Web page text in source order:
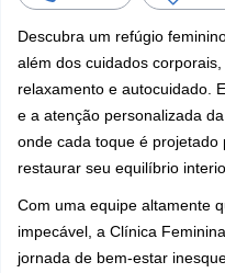
Descubra um refúgio
além dos cuidados
relaxamento e autocuidado.
e a atenção personalizada
onde cada toque é
restaurar seu equilíbrio
Com uma equipe altamente
impecável, a Clínica
jornada de bem-estar